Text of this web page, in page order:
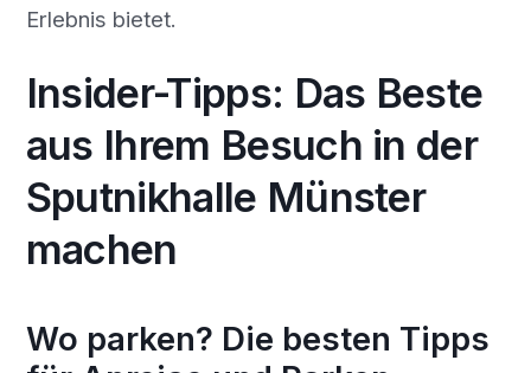
Erlebnis bietet.
Insider-Tipps: Das Beste
aus Ihrem Besuch in der
Sputnikhalle Münster
machen
Wo parken? Die besten Tipps